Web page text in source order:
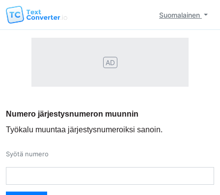
Suomalainen
AD
Numero järjestysnumeron muunnin
Työkalu muuntaa järjestysnumeroiksi sanoin.
Syötä numero